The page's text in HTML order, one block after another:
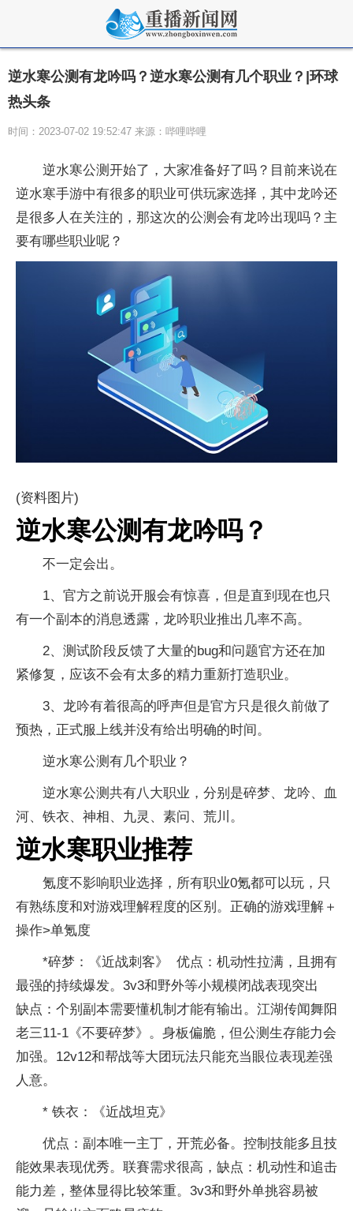
逆水寒公测有龙吟吗？逆水寒公测有几个职业？|环球
热头条
时间：2023-07-02 19:52:47 来源：哔哩哔哩
逆水寒公测开始了，大家准备好了吗？目前来说在
逆水寒手游中有很多的职业可供玩家选择，其中龙吟还
是很多人在关注的，那这次的公测会有龙吟出现吗？主
要有哪些职业呢？
(资料图片)
逆水寒公测有龙吟吗？
不一定会出。
1、官方之前说开服会有惊喜，但是直到现在也只
有一个副本的消息透露，龙吟职业推出几率不高。
2、测试阶段反馈了大量的bug和问题官方还在加
紧修复，应该不会有太多的精力重新打造职业。
3、龙吟有着很高的呼声但是官方只是很久前做了
预热，正式服上线并没有给出明确的时间。
逆水寒公测有几个职业？
逆水寒公测共有八大职业，分别是碎梦、龙吟、血
河、铁衣、神相、九灵、素问、荒川。
逆水寒职业推荐
氪度不影响职业选择，所有职业0氪都可以玩，只
有熟练度和对游戏理解程度的区别。正确的游戏理解＋
操作>单氪度
*碎梦：《近战刺客》 优点：机动性拉满，且拥有
最强的持续爆发。3v3和野外等小规模闭战表现突出
缺点：个别副本需要懂机制才能有输出。江湖传闻舞阳
老三11-1《不要碎梦》。身板偏脆，但公测生存能力会
加强。12v12和帮战等大团玩法只能充当眼位表现差强
人意。
* 铁衣：《近战坦克》
优点：副本唯一主丁，开荒必备。控制技能多且技
能效果表现优秀。联賽需求很高，缺点：机动性和追击
能力差，整体显得比较笨重。3v3和野外单挑容易被